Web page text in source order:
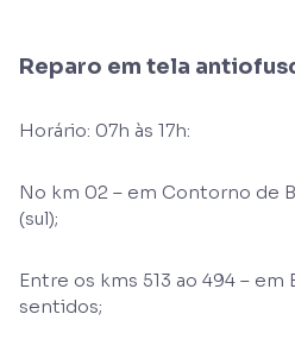
Reparo em tela
Horário: 07h às 17h:
No km 02 – em Contorno de
(sul);
Entre os kms 513 ao 494 –
sentidos;